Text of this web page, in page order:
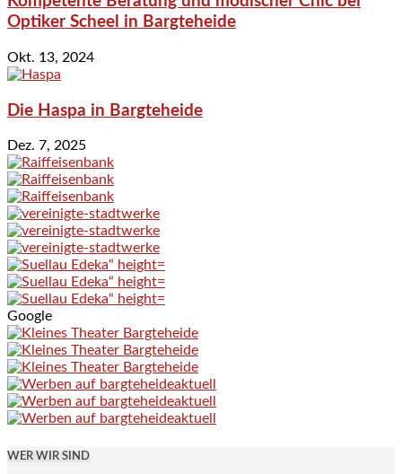
Optiker Scheel in Bargteheide
Okt. 13, 2024
Die Haspa in Bargteheide
Dez. 7, 2025
Google
WER WIR SIND